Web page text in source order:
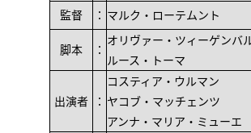
監督 ： マルク・ローテムント
脚本 ：
オリヴァー・ツィーゲンバ
ルース・トーマ
出演者 ：
コスティア・ウルマン
ヤコブ・マッチェンツ
アンナ・マリア・ミューエ